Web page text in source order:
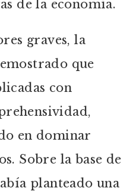
de la economía.
graves, la
que
con
en dominar
Sobre la base de
planteado una